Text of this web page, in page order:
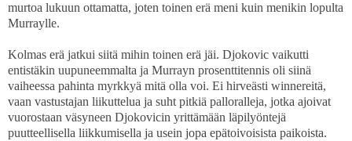
murtoa lukuun ottamatta, joten toinen erä meni kuin menikin lopulta
Murraylle.
Kolmas erä jatkui siitä mihin toinen erä jäi. Djokovic vaikutti
entistäkin uupuneemmalta ja Murrayn prosenttitennis oli siinä
vaiheessa pahinta myrkkyä mitä olla voi. Ei hirveästi winnereitä,
vaan vastustajan liikuttelua ja suht pitkiä palloralleja, jotka ajoivat
vuorostaan väsyneen Djokovicin yrittämään läpilyöntejä
puutteellisella liikkumisella ja usein jopa epätoivoisista paikoista.